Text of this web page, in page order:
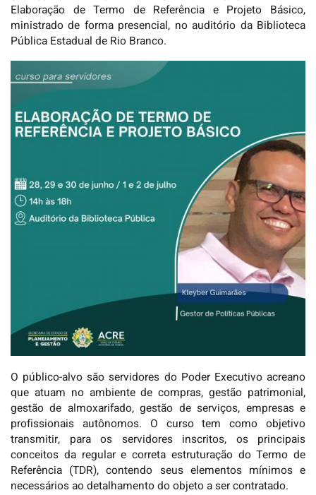
Elaboração de Termo de Referência e Projeto Básico,
ministrado de forma presencial, no auditório da Biblioteca
Pública Estadual de Rio Branco.
O público-alvo são servidores do Poder Executivo acreano
que atuam no ambiente de compras, gestão patrimonial,
gestão de almoxarifado, gestão de serviços, empresas e
profissionais autônomos. O curso tem como objetivo
transmitir, para os servidores inscritos, os principais
conceitos da regular e correta estruturação do Termo de
Referência (TDR), contendo seus elementos mínimos e
necessários ao detalhamento do objeto a ser contratado.